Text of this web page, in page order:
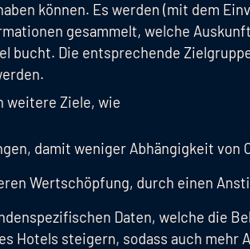
können. Es werden (mit dem
gesammelt, welche
bucht. Die entsprechende
weitere Ziele, wie
damit weniger Abhängigkeit von
Wertschöpfung, durch einen
Daten, welche die
Hotels steigern, sodass auch mehr